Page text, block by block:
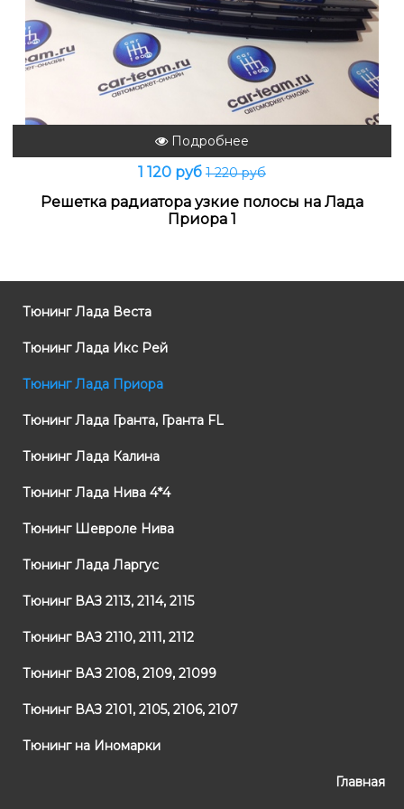
Подробнее
1 120 руб 1 220 руб
Решетка радиатора узкие полосы на Лада
Приора 1
Тюнинг Лада Веста
Тюнинг Лада Икс Рей
Тюнинг Лада Приора
Тюнинг Лада Гранта, Гранта FL
Тюнинг Лада Калина
Тюнинг Лада Нива 4*4
Тюнинг Шевроле Нива
Тюнинг Лада Ларгус
Тюнинг ВАЗ 2113, 2114, 2115
Тюнинг ВАЗ 2110, 2111, 2112
Тюнинг ВАЗ 2108, 2109, 21099
Тюнинг ВАЗ 2101, 2105, 2106, 2107
Тюнинг на Иномарки
Главная